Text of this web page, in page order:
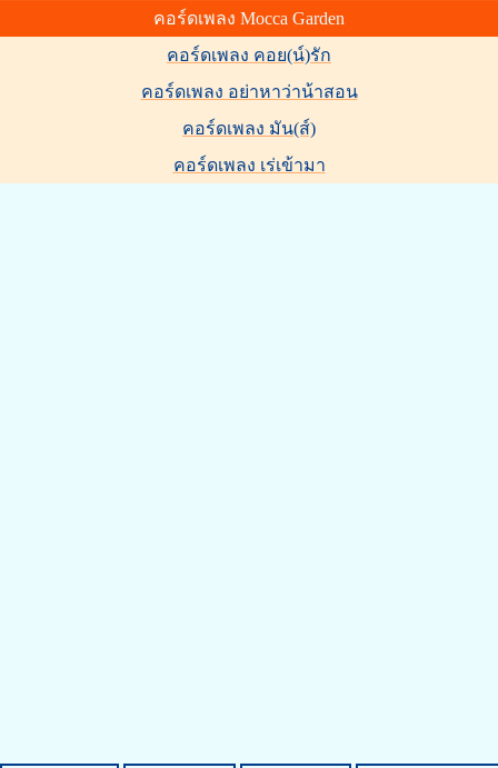
คอร์ดเพลง Mocca Garden
คอร์ดเพลง คอย(น์)รัก
คอร์ดเพลง อย่าหาว่าน้าสอน
คอร์ดเพลง มัน(ส์)
คอร์ดเพลง เร่เข้ามา